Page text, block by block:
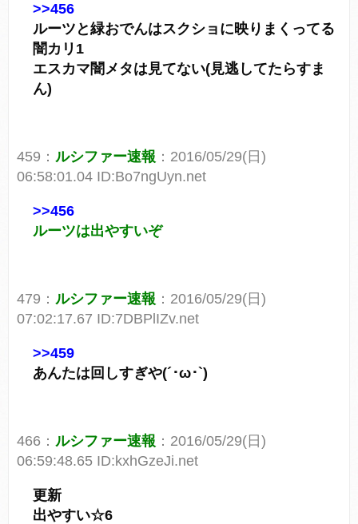
>>456
ルーツと緑おでんはスクショに映りまくってる
闇カリ1
エスカマ闇メタは見てない(見逃してたらすま
ん)
459： ルシファー速報 ：2016/05/29(日)
06:58:01.04 ID:Bo7ngUyn.net
>>456
ルーツは出やすいぞ
479： ルシファー速報 ：2016/05/29(日)
07:02:17.67 ID:7DBPlIZv.net
>>459
あんたは回しすぎや(´･ω･`)
466： ルシファー速報 ：2016/05/29(日)
06:59:48.65 ID:kxhGzeJi.net
更新
出やすい☆6